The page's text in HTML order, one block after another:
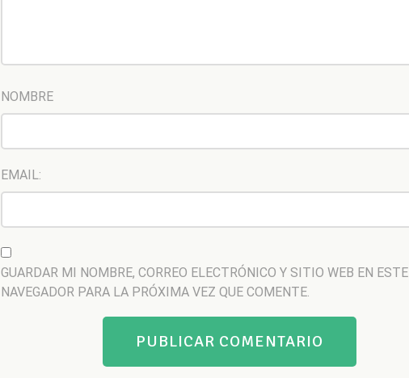
NOMBRE
EMAIL:
GUARDAR MI NOMBRE, CORREO ELECTRÓNICO Y SITIO WEB EN ESTE
NAVEGADOR PARA LA PRÓXIMA VEZ QUE COMENTE.